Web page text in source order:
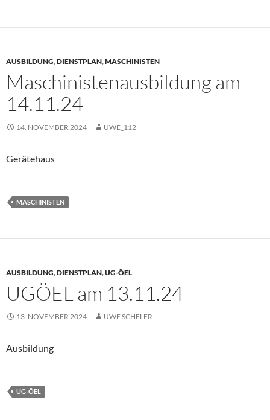
AUSBILDUNG,DIENSTPLAN,MASCHINISTEN
Maschinistenausbildung am
14.11.24
14. NOVEMBER 2024 UWE_112
Gerätehaus
MASCHINISTEN
AUSBILDUNG,DIENSTPLAN,UG-ÖEL
UGÖEL am 13.11.24
13. NOVEMBER 2024 UWE SCHELER
Ausbildung
UG-ÖEL